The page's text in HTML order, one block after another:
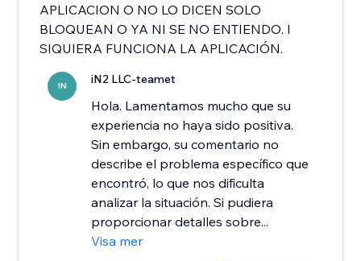
APLICACION O NO LO DICEN SOLO
BLOQUEAN O YA NI SE NO ENTIENDO. I
SIQUIERA FUNCIONA LA APLICACIÓN.
IN iN2 LLC-teamet
Hola. Lamentamos mucho que su
experiencia no haya sido positiva.
Sin embargo, su comentario no
describe el problema específico que
encontró, lo que nos dificulta
analizar la situación. Si pudiera
proporcionar detalles sobre...
Visa mer